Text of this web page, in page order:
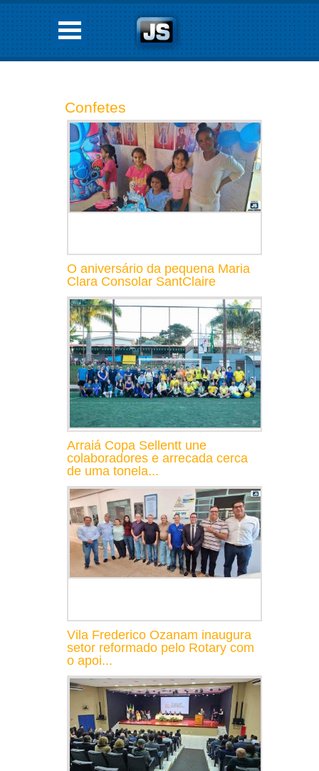
Confetes
O aniversário da pequena Maria
Clara Consolar SantClaire
Arraiá Copa Sellentt une
colaboradores e arrecada cerca
de uma tonela...
Vila Frederico Ozanam inaugura
setor reformado pelo Rotary com
o apoi...